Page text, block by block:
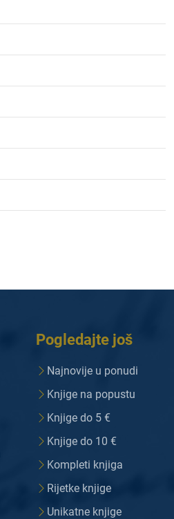
Pogledajte još
Najnovije u ponudi
Knjige na popustu
Knjige do 5 €
Knjige do 10 €
Kompleti knjiga
Rijetke knjige
Unikatne knjige